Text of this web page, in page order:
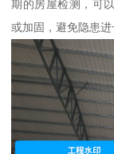
期的房屋检测，可
或加固，避免隐患进